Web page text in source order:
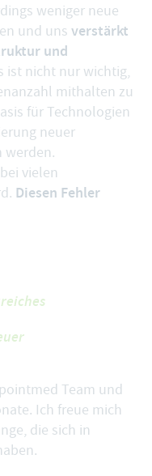
weniger neue
und uns verstärkt
und
ist nicht nur wichtig,
mithalten zu
für Technologien
neuer
werden.
vielen
Diesen Fehler
Team und
Ich freue mich
die sich in